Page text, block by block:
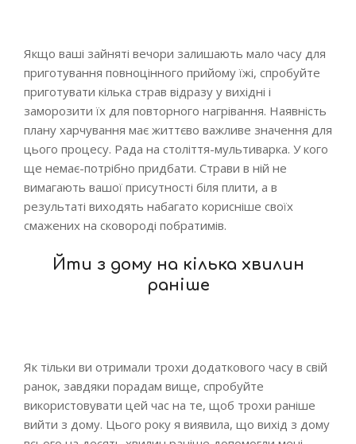
Якщо ваші зайняті вечори залишають мало часу для
приготування повноцінного прийому їжі, спробуйте
приготувати кілька страв відразу у вихідні і
заморозити їх для повторного нагрівання. Наявність
плану харчування має життєво важливе значення для
цього процесу. Рада на століття-мультиварка. У кого
ще немає-потрібно придбати. Страви в ній не
вимагають вашої присутності біля плити, а в
результаті виходять набагато корисніше своїх
смажених на сковороді побратимів.
Йти з дому на кілька хвилин
раніше
Як тільки ви отримали трохи додаткового часу в свій
ранок, завдяки порадам вище, спробуйте
використовувати цей час на те, щоб трохи раніше
вийти з дому. Цього року я виявила, що вихід з дому